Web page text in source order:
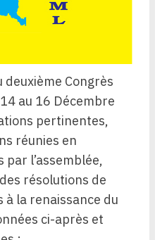
Congrès
au 16 Décembre
pertinentes,
réunies en
l’assemblée,
résolutions de
à la renaissance du
ci-après et